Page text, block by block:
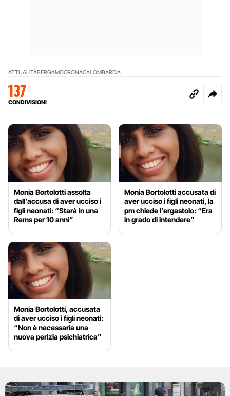
ATTUALITÀBERGAMOCRONACALOMBARDIA
137
CONDIVISIONI
Monia Bortolotti assolta
dall’accusa di aver ucciso i
figli neonati: “Starà in una
Rems per 10 anni”
Monia Bortolotti accusata di
aver ucciso i figli neonati, la
pm chiede l’ergastolo: “Era
in grado di intendere”
Monia Bortolotti, accusata
di aver ucciso i figli neonati:
“Non è necessaria una
nuova perizia psichiatrica”